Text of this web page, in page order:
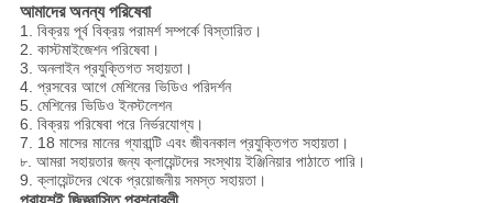
আমাদের অনন্য পরিষেবা
1. বিক্রয় পূর্ব বিক্রয় পরামর্শ সম্পর্কে বিস্তারিত।
2. কাস্টমাইজেশন পরিষেবা।
3. অনলাইন প্রযুক্তিগত সহায়তা।
4. প্রসবের আগে মেশিনের ভিডিও পরিদর্শন
5. মেশিনের ভিডিও ইনস্টলেশন
6. বিক্রয় পরিষেবা পরে নির্ভরযোগ্য।
7. 18 মাসের মানের গ্যারান্টি এবং জীবনকাল প্রযুক্তিগত সহায়তা।
৮. আমরা সহায়তার জন্য ক্লায়েন্টদের সংস্থায় ইঞ্জিনিয়ার পাঠাতে পারি।
9. ক্লায়েন্টদের থেকে প্রয়োজনীয় সমস্ত সহায়তা।